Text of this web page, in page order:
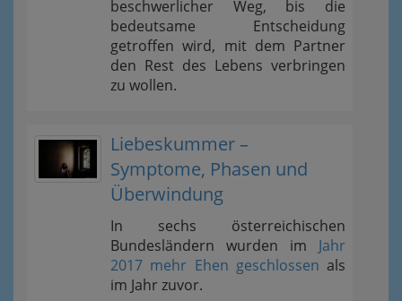
beschwerlicher Weg, bis die
bedeutsame Entscheidung
getroffen wird, mit dem Partner
den Rest des Lebens verbringen
zu wollen.
Liebeskummer –
Symptome, Phasen und
Überwindung
In sechs österreichischen
Bundesländern wurden im Jahr
2017 mehr Ehen geschlossen als
im Jahr zuvor.